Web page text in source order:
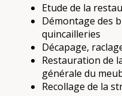
Etude de la
Démontage des
quincailleries
Décapage,
Restauration de
générale du
Recollage de la